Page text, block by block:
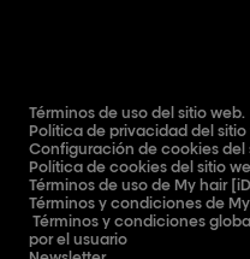
Términos de uso del sitio web.
Política de privacidad del sitio
Configuración de cookies del
Política de cookies del sitio
Términos de uso de My hair
Términos y condiciones de
Términos y condiciones
por el usuario